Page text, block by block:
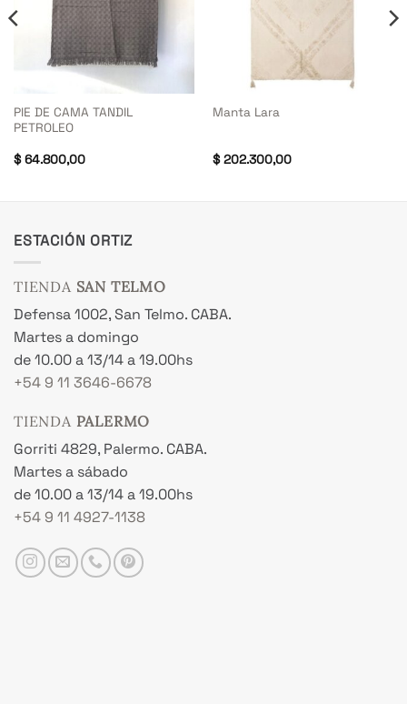
PIE DE CAMA TANDIL
PETROLEO
$64.800,00
Manta Lara
$202.300,00
ESTACIÓN ORTIZ
TIENDA SAN TELMO
Defensa 1002, San Telmo. CABA.
Martes a domingo
de 10.00 a 13/14 a 19.00hs
+54 9 11 3646-6678
TIENDA PALERMO
Gorriti 4829, Palermo. CABA.
Martes a sábado
de 10.00 a 13/14 a 19.00hs
+54 9 11 4927-1138